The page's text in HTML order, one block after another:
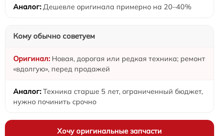
Дешевле оригинала примерно на 20–40%
Кому обычно советуем
Новая, дорогая или редкая техника; ремонт
«вдолгую», перед продажей
Техника старше 5 лет, ограниченный бюджет,
нужно починить срочно
Хочу оригинальные запчасти